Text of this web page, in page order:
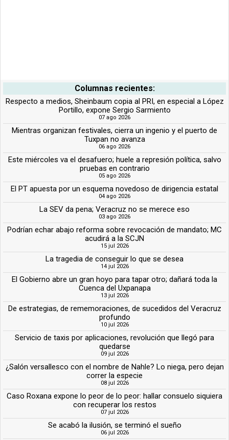
Columnas recientes:
Respecto a medios, Sheinbaum copia al PRI, en especial a López
Portillo, expone Sergio Sarmiento
07 ago 2026
Mientras organizan festivales, cierra un ingenio y el puerto de
Tuxpan no avanza
06 ago 2026
Este miércoles va el desafuero; huele a represión política, salvo
pruebas en contrario
05 ago 2026
El PT apuesta por un esquema novedoso de dirigencia estatal
04 ago 2026
La SEV da pena; Veracruz no se merece eso
03 ago 2026
Podrían echar abajo reforma sobre revocación de mandato; MC
acudirá a la SCJN
15 jul 2026
La tragedia de conseguir lo que se desea
14 jul 2026
El Gobierno abre un gran hoyo para tapar otro; dañará toda la
Cuenca del Uxpanapa
13 jul 2026
De estrategias, de rememoraciones, de sucedidos del Veracruz
profundo
10 jul 2026
Servicio de taxis por aplicaciones, revolución que llegó para
quedarse
09 jul 2026
¿Salón versallesco con el nombre de Nahle? Lo niega, pero dejan
correr la especie
08 jul 2026
Caso Roxana expone lo peor de lo peor: hallar consuelo siquiera
con recuperar los restos
07 jul 2026
Se acabó la ilusión, se terminó el sueño
06 jul 2026